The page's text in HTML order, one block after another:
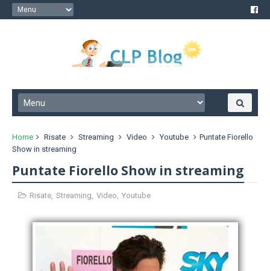
Home Risate Streaming Video Youtube
Puntate Fiorello
Show in streaming
Puntate Fiorello Show in streaming
Risate, Streaming, Video, Youtube